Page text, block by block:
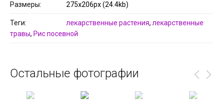
Размеры 275x206px (24.4kb)
Теги лекарственные растения, лекарственные
травы, Рис посевной
Остальные фотографии